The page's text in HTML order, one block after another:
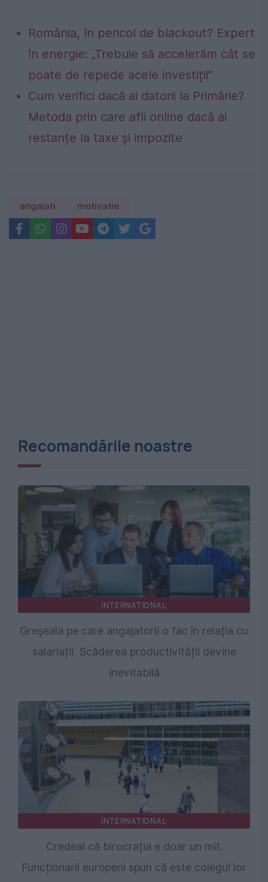
România, în pericol de blackout? Expert
în energie: „Trebuie să accelerăm cât se
poate de repede acele investiții”
Cum verifici dacă ai datorii la Primărie?
Metoda prin care afli online dacă ai
restanțe la taxe și impozite
angajati motivatie
Recomandările noastre
INTERNATIONAL
Greșeala pe care angajatorii o fac în relația cu
salariații. Scăderea productivității devine
inevitabilă
INTERNATIONAL
Credeai că birocrația e doar un mit.
Funcționarii europeni spun că este colegul lor